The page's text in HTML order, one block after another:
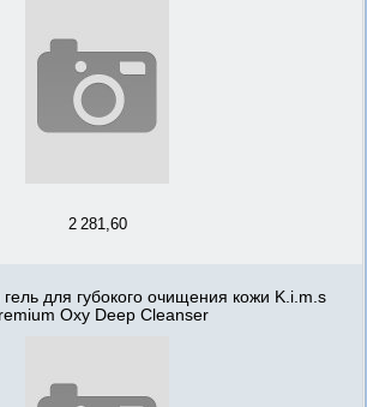
2 281,60
для губокого очищения кожи K.i.m.s
Oxy Deep Cleanser